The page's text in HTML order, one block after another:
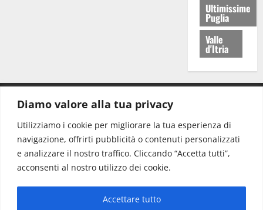
Diamo valore alla tua privacy
Utilizziamo i cookie per migliorare la tua esperienza di
navigazione, offrirti pubblicità o contenuti personalizzati
e analizzare il nostro traffico. Cliccando “Accetta tutti”,
acconsenti al nostro utilizzo dei cookie.
Accettare tutto
Ultimissime
Puglia
Valle
d'Itria
Redazione: redazione@www.martinasera.it
Direttore:direttore@www.martinasera.it
Info & Commerciale:info@www.martinasera.it